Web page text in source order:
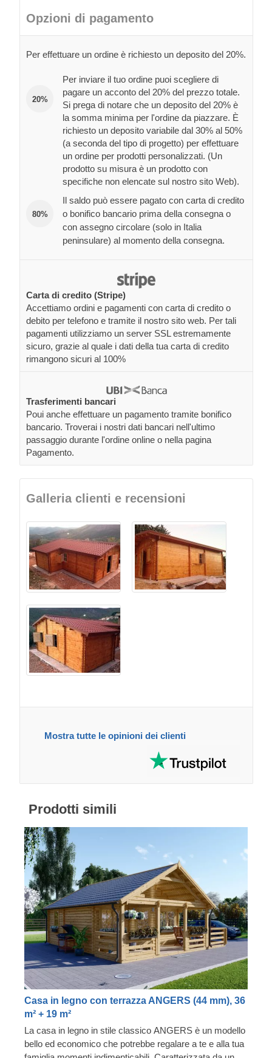
Opzioni di pagamento
Per effettuare un ordine è richiesto un deposito del 20%.
20%
Per inviare il tuo ordine puoi scegliere di
pagare un acconto del 20% del prezzo totale.
Si prega di notare che un deposito del 20% è
la somma minima per l'ordine da piazzare. È
richiesto un deposito variabile dal 30% al 50%
(a seconda del tipo di progetto) per effettuare
un ordine per prodotti personalizzati. (Un
prodotto su misura è un prodotto con
specifiche non elencate sul nostro sito Web).
80%
Il saldo può essere pagato con carta di credito
o bonifico bancario prima della consegna o
con assegno circolare (solo in Italia
peninsulare) al momento della consegna.
Carta di credito (Stripe)
Accettiamo ordini e pagamenti con carta di credito o
debito per telefono e tramite il nostro sito web. Per tali
pagamenti utilizziamo un server SSL estremamente
sicuro, grazie al quale i dati della tua carta di credito
rimangono sicuri al 100%
Trasferimenti bancari
Poui anche effettuare un pagamento tramite bonifico
bancario. Troverai i nostri dati bancari nell'ultimo
passaggio durante l'ordine online o nella pagina
Pagamento.
Galleria clienti e recensioni
Mostra tutte le opinioni dei clienti
Prodotti simili
Casa in legno con terrazza ANGERS (44 mm), 36
m² + 19 m²
La casa in legno in stile classico ANGERS è un modello
bello ed economico che potrebbe regalare a te e alla tua